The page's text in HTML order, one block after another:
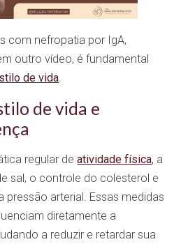
com nefropatia por IgA,
outro vídeo, é fundamental
de vida
de vida e
regular deatividade física, a
sal, o controle do colesterol e
arterial. Essas medidas
diretamente a
a reduzir e retardar sua